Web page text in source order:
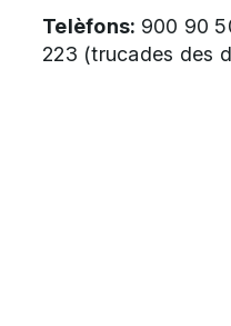
Telèfons: 900 90
223 (trucades des